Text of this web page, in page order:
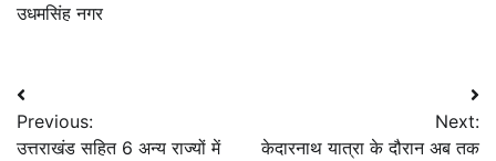
उधमसिंह नगर
Post
navigation
Previous:
उत्तराखंड सहित 6 अन्य राज्यों में
Next:
केदारनाथ यात्रा के दौरान अब तक